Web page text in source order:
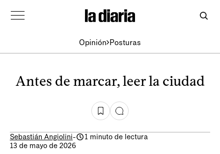
Opinión Posturas
Antes de marcar, leer la ciudad
Sebastián Angiolini-
1 minuto de lectura
13 de mayo de 2026